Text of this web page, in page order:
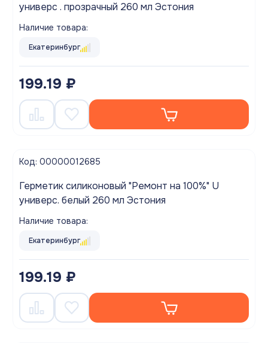
универс . прозрачный 260 мл Эстония
Наличие товара:
Екатеринбург
199.19 ₽
Код: 00000012685
Герметик силиконовый "Ремонт на 100%" U
универс. белый 260 мл Эстония
Наличие товара:
Екатеринбург
199.19 ₽